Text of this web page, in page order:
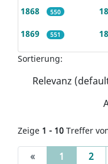
1868 550
1869 551
Sortierung:
Zeige 1 - 10 Treffer
« 1 (current)
2